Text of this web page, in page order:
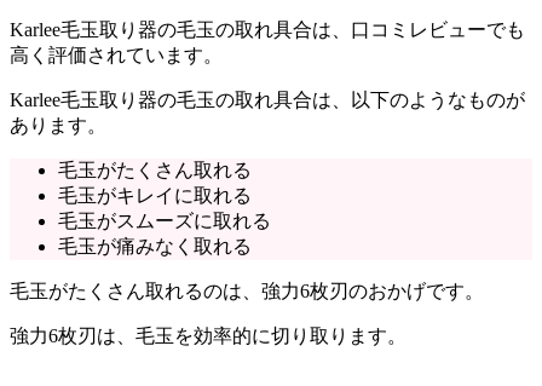
Karlee毛玉取り器の毛玉の取れ具合は、口コミレビューでも
高く評価されています。
Karlee毛玉取り器の毛玉の取れ具合は、以下のようなものが
あります。
毛玉がたくさん取れる
毛玉がキレイに取れる
毛玉がスムーズに取れる
毛玉が痛みなく取れる
毛玉がたくさん取れるのは、強力6枚刃のおかげです。
強力6枚刃は、毛玉を効率的に切り取ります。